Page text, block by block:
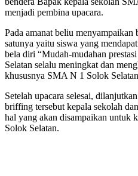
menjadi pembina upacara.
Pada amanat beliu menyampaikan
satunya yaitu siswa yang
bela diri “Mudah-mudahan
Selatan selalu meningkat dan
khususnya SMA N 1 Solok
Setelah upacara selesai,
briffing tersebut kepala sekolah
hal yang akan disampaikan untuk
Solok Selatan.